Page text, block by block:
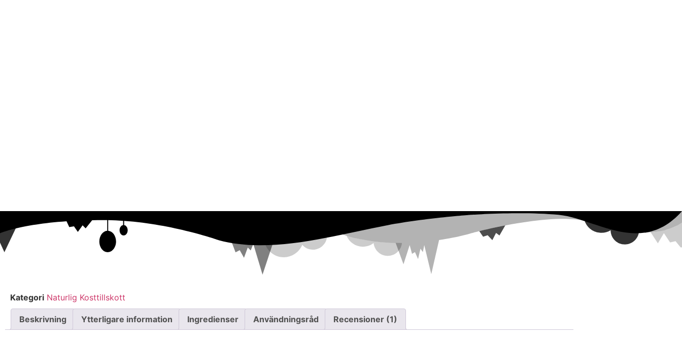
Kategori Naturlig Kosttillskott
Beskrivning Ytterligare information Ingredienser Användningsråd Recensioner (1)